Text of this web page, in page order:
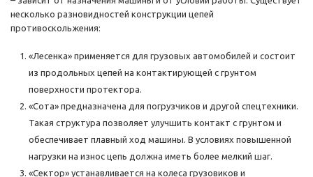
несколько разновидностей конструкции цепей
противоскольжения:
«Лесенка» применяется для грузовых автомобилей и состоит
из продольных цепей на контактирующей с грунтом
поверхности протектора.
«Сота» предназначена для погрузчиков и другой спецтехники.
Такая структура позволяет улучшить контакт с грунтом и
обеспечивает плавный ход машины. В условиях повышенной
нагрузки на износ цепь должна иметь более мелкий шаг.
«Сектор» устанавливается на колеса грузовиков и